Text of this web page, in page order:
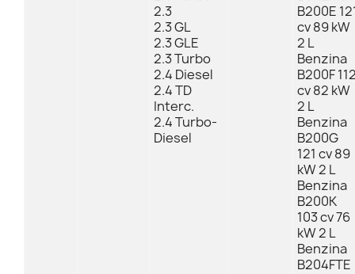
2.3
2.3 GL
2.3 GLE
2.3 Turbo
2.4 Diesel
2.4 TD
Interc.
2.4 Turbo-
Diesel
B200E
cv 89 kW
2 L
Benzina
B200F
cv 82 kW
2 L
Benzina
B200G
121 cv 89
kW 2 L
Benzina
B200K
103 cv 76
kW 2 L
Benzina
B204FTE